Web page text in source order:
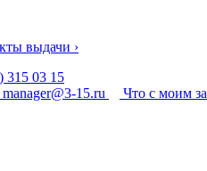
выдачи ›
315 03 15
manager@3-15.ru
Что с моим